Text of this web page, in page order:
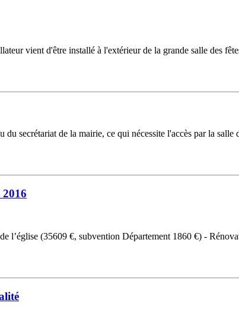
vient d'être installé à l'extérieur de la grande salle des
secrétariat de la mairie, ce qui nécessite l'accès par la
l’église (35609 €, subvention Département 1860 €) -